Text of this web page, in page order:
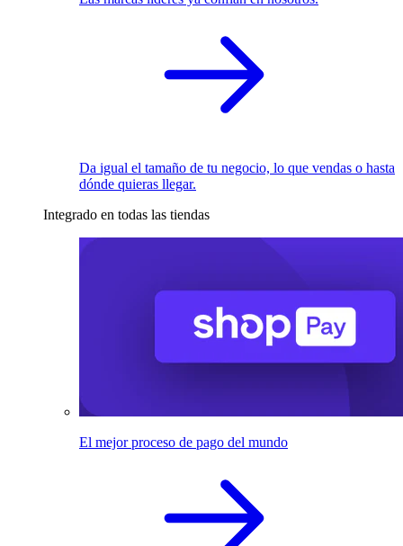
Da igual el tamaño de tu negocio, lo que vendas o hasta
dónde quieras llegar.
Integrado en todas las tiendas
El mejor proceso de pago del mundo